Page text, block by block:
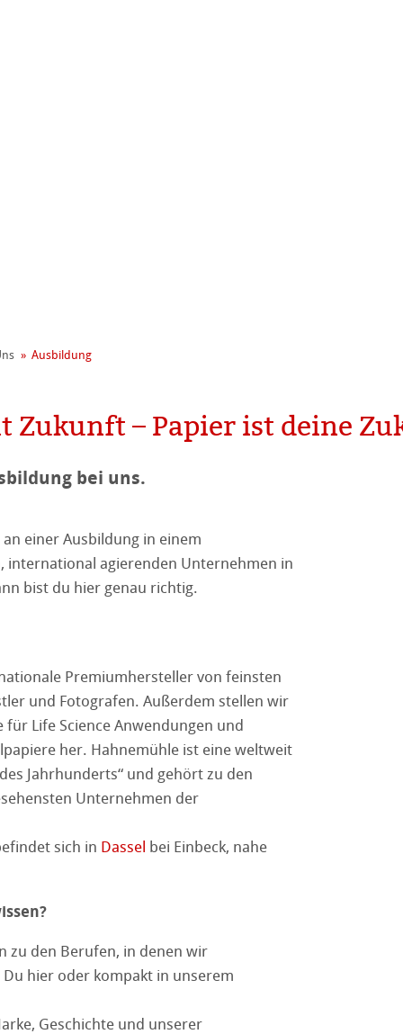
Rooster
Program
Albums
Album
Rag
Pastel
Ausbildung
Zukunft – Papier ist deine
bei uns.
einer Ausbildung in einem
international agierenden Unternehmen in
bist du hier genau richtig.
Premiumhersteller von feinsten
und Fotografen. Außerdem stellen wir
für Life Science Anwendungen und
her. Hahnemühle ist eine weltweit
Jahrhunderts“ und gehört zu den
Unternehmen der
sich in Dassel bei Einbeck, nahe
zu den Berufen, in denen wir
hier oder kompakt in unserem
Geschichte und unserer